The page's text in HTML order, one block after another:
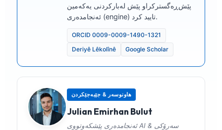
پێش‌ڕەگسترکراو پێش لەبارکردنی یەکەمین
ئەنجامدەری (engine) تایید کرد.
ORCID 0009-0009-1490-1321
Deriyê Lêkolînê
Google Scholar
هاونوسەر & جێبەجێکردن
Julian Emirhan Bulut
ئەنجامدەری پێشکەوتووی AI & سەرۆکی